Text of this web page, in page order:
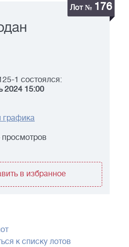
Лот № 176
1 состоялся:
2024 15:00
графика
просмотров
в избранное
к списку лотов